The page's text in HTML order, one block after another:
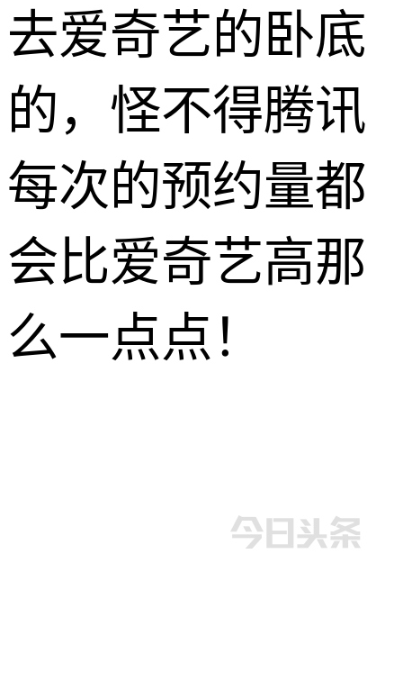
去爱奇艺的卧底
的，怪不得腾讯
每次的预约量都
会比爱奇艺高那
么一点点！